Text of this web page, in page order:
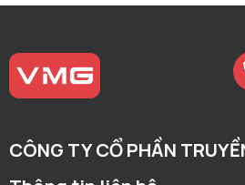
CÔNG TY CỔ PHẦN